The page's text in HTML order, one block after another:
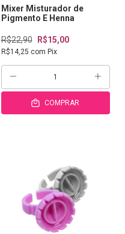
Mixer Misturador de
Pigmento E Henna
R$22,90 R$15,00
R$14,25 com Pix
COMPRAR